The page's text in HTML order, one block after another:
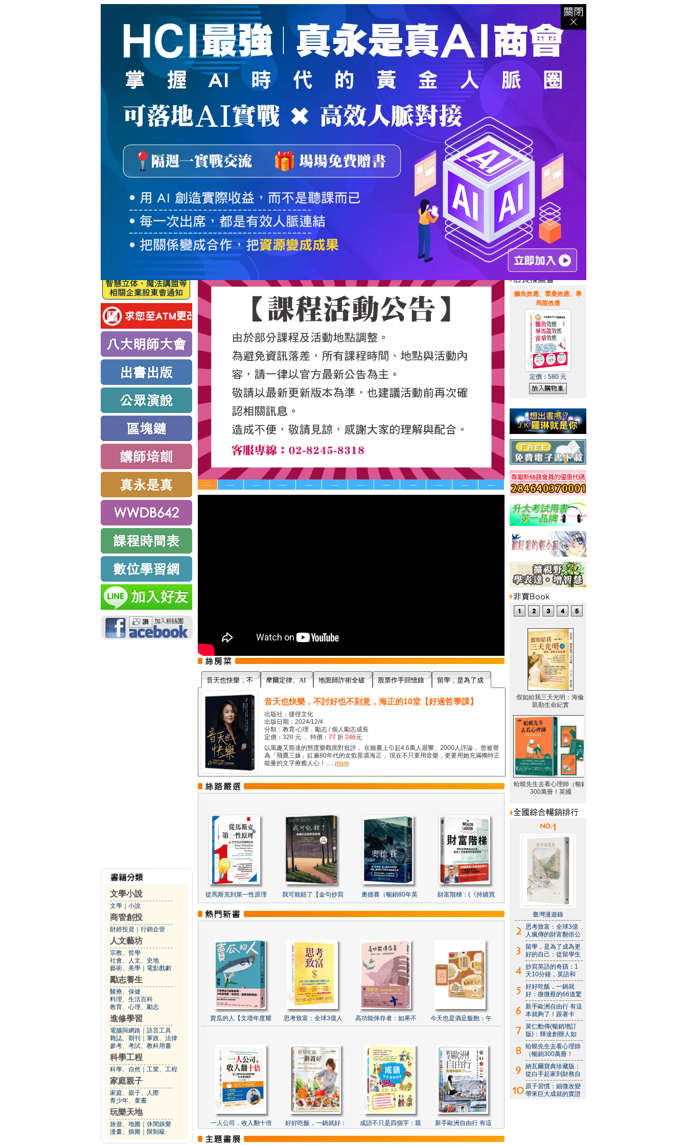
登入｜註冊｜會員中心 結帳
魔法弟子｜自資出版｜電子書 ｜客服中心｜ 智慧型立体會員
國際級品牌課程|優惠通知|霹靂英雄音樂精選|
文學小說
文學 小說
商管創投
財經投資 行銷企管
人文藝坊
宗教、哲學
社會、人文、史地
藝術、美學
電影戲劇
勵志養生
醫療、保健
料理、生活百科
教育、心理、勵志
進修學習
電腦與網路
語言工具
雜誌、期刊
軍政、法律
參考、考試、教科用書
科學工程
科學、自然 工業、工程
家庭親子
家庭、親子、人際
青少年、童書
玩樂天地
旅遊、地圖
休閒娛樂
漫畫、插圖
限制級
— — — — — — — — — — — —
音天也快樂，不 摩爾定律、AI 地面師詐術全破 股票作手回憶錄 留學，是為了成
音天也快樂，不討好也不刻意，海正的10堂【好過哲學課】
出版社：捷徑文化
出版日期：2024/12/4
分類：教育‧心理．勵志 / 個人勵志成長
定價：320 元 ， 特價： 77 折 246元
以風趣又豁達的態度樂觀面對批評， 在臉書上引起4.6萬人迴響、2000人評論， 曾被譽
為「飛鷹三姝」紅遍80年代的女歌星裘海正， 現在不只要用音樂，更要用她充滿獨特正
能量的文字療癒人心！......more
從馬斯克到第一性原理 我可能錯了【金句抄寫 奧德賽（暢銷80年英 財富階梯：(《持續買
賣瓜的人【文壇年度耀 思考致富：全球3億人 高功能倖存者：如果不 今天也是酒足飯飽：午
一人公司，收入翻十倍 好好吃飯，一鍋就好： 成語不只是四個字：親 新手歐洲自由行 有這
鰷魚效應、霍桑效應、畢
馬龍效應
定價： 580 元
臺灣漫遊錄
思考致富：全球3億
人瘋傳的財富翻倍公
留學，是為了成為更
好的自己：從留學生
抄寫英語的奇蹟：1
天10分鐘，英語和
好好吃飯，一鍋就
好：微微蔡的66道驚
新手歐洲自由行 有這
本就夠了！跟著卡
黃仁勳傳(暢銷增訂
版)：輝達創辦人如
蛤蟆先生去看心理師
（暢銷300萬冊！
納瓦爾寶典珍藏版：
從白手起家到財務自
原子習慣：細微改變
帶來巨大成就的實證